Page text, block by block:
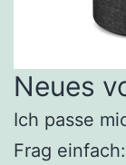
Neues
Ich passe
Frag